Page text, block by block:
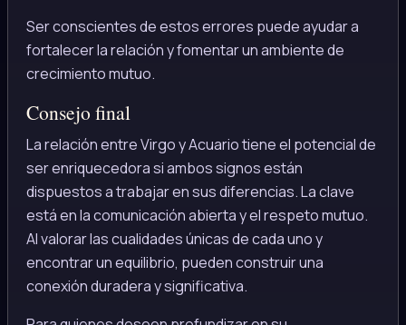
Ser conscientes de estos errores puede ayudar a
fortalecer la relación y fomentar un ambiente de
crecimiento mutuo.
Consejo final
La relación entre Virgo y Acuario tiene el potencial de
ser enriquecedora si ambos signos están
dispuestos a trabajar en sus diferencias. La clave
está en la comunicación abierta y el respeto mutuo.
Al valorar las cualidades únicas de cada uno y
encontrar un equilibrio, pueden construir una
conexión duradera y significativa.